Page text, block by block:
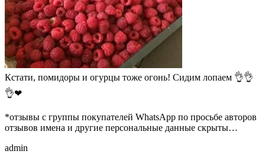
Кстати, помидоры и огурцы тоже огонь! Сидим лопаем 👌👌
👌❤
*отзывы с группы покупателей WhatsApp по просьбе авторов
отзывов имена и другие персональные данные скрыты…
admin